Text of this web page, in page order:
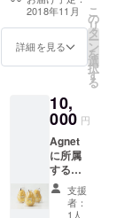
いただ
けない
方とさ
内に個人または
企業名を掲示さ
せて頂きます。
実際に会場にお
2018年11月
詳細を見る
こ
の
リ
タ
ー
ン
を
選
択
す
る
10,
000 円
Agnet
に所属
する農
家が生
産した
ル レク
支援
者：
1人